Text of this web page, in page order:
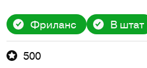
Фриланс В штат
500